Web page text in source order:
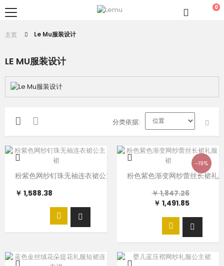
0
主页 Le Mu服装设计
LE MU服装设计
分类依据
粉紫色网纱钉珠无袖连衣裙公主裙
￥ 1,588.38
-19%
粉色紫色渐变网纱蕾丝长裙礼
￥ 1,847.26
￥ 1,491.85